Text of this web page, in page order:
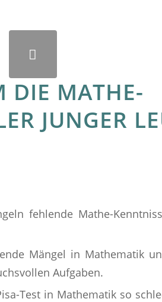
DIE MATHE-
JUNGER
fehlende Mathe-
Mängel in Mathematik
Aufgaben.
Test in Mathematik so